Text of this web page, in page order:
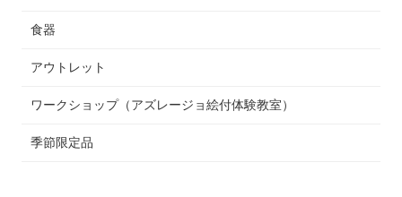
食器
アウトレット
ワークショップ（アズレージョ絵付体験教室）
季節限定品